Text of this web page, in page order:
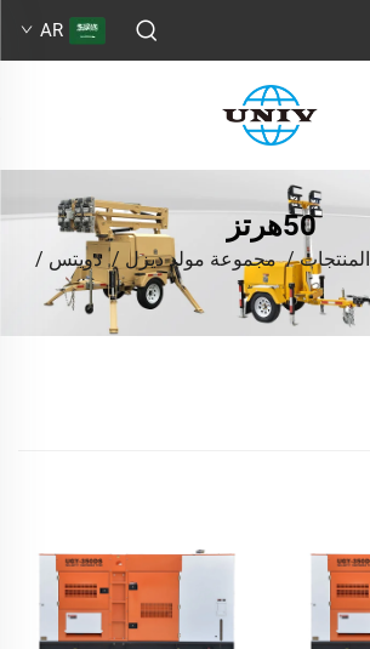
AR
50هرتز
المنتجات/مجموعة مولد ديزل /دويتس /